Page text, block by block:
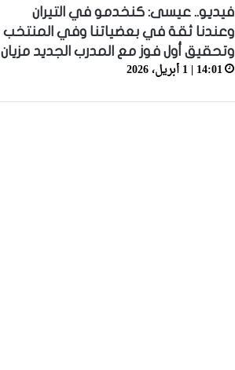
فيديو.. عيسى: كنخدمو في التيران
وعندنا ثقة في بعضياتنا وفي المنتخب
وتحقيق أول فوز مع المدرب الجديد مزيان
14:01 | 1 أبريل، 2026